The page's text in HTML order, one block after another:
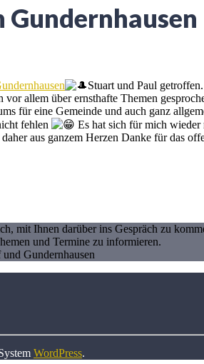
Stuart und Paul
allem über ernsthafte Themen
für eine Gemeinde und auch ganz
fehlen
Es hat sich für mich wieder
aus ganzem Herzen Danke für das
mit Ihnen darüber ins Gespräch zu
und Termine zu informieren.
Gundernhausen
WordPress.